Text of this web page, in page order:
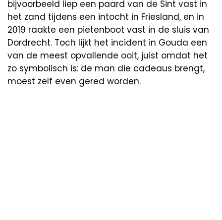
bijvoorbeeld liep een paard van de Sint vast in
het zand tijdens een intocht in Friesland, en in
2019 raakte een pietenboot vast in de sluis van
Dordrecht. Toch lijkt het incident in Gouda een
van de meest opvallende ooit, juist omdat het
zo symbolisch is: de man die cadeaus brengt,
moest zelf even gered worden.